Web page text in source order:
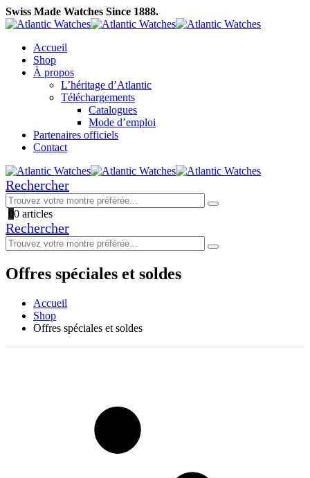
Swiss Made Watches Since 1888.
Accueil
Shop
À propos
L’héritage d’Atlantic
Téléchargements
Catalogues
Mode d’emploi
Partenaires officiels
Contact
Rechercher
00 articles
Rechercher
Offres spéciales et soldes
Accueil
Shop
Offres spéciales et soldes